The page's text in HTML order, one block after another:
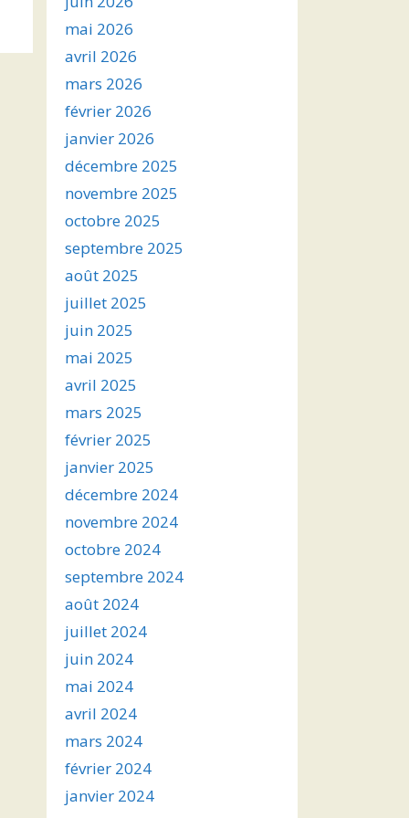
mai 2026
avril 2026
mars 2026
février 2026
janvier 2026
décembre 2025
novembre 2025
octobre 2025
septembre 2025
août 2025
juillet 2025
juin 2025
mai 2025
avril 2025
mars 2025
février 2025
janvier 2025
décembre 2024
novembre 2024
octobre 2024
septembre 2024
août 2024
juillet 2024
juin 2024
mai 2024
avril 2024
mars 2024
février 2024
janvier 2024